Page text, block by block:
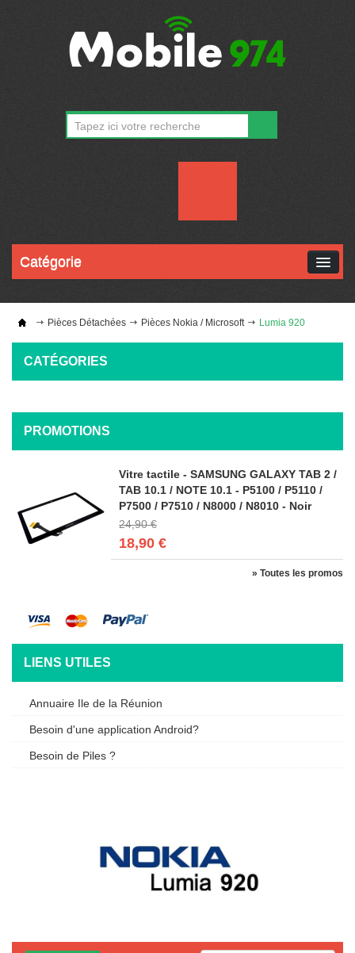
CONTACT MON COMPTE
Catégorie
Pièces Détachées Pièces Nokia / Microsoft Lumia 920
CATÉGORIES
PROMOTIONS
Vitre tactile - SAMSUNG GALAXY TAB 2 /
TAB 10.1 / NOTE 10.1 - P5100 / P5110 /
P7500 / P7510 / N8000 / N8010 - Noir
24,90 €
18,90 €
» Toutes les promos
LIENS UTILES
Annuaire Ile de la Réunion
Besoin d'une application Android?
Besoin de Piles ?